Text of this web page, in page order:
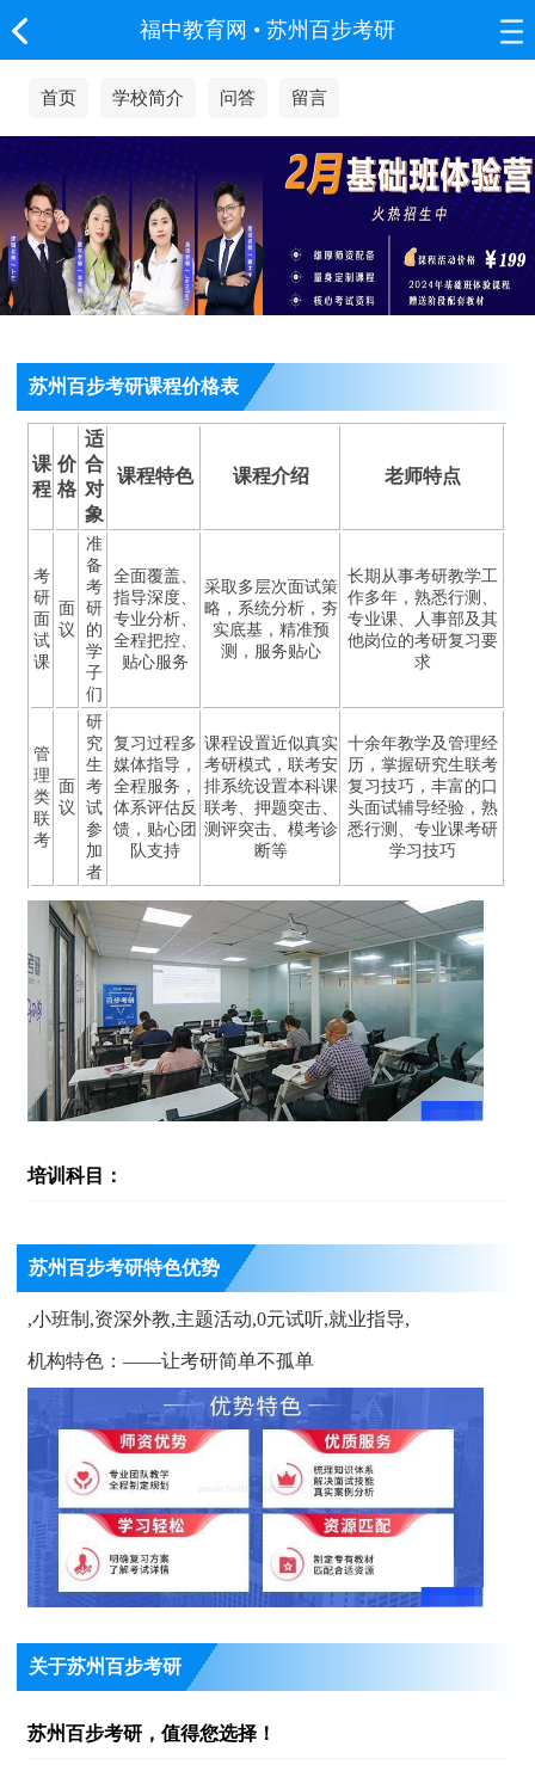
福中教育网 • 苏州百步考研
首页 学校简介 问答 留言
苏州百步考研课程价格表
课
程
价
格
适
合
对
象
课程特色 课程介绍 老师特点
考
研
面
试
课
面
议
准
备
考
研
的
学
子
们
全面覆盖、
指导深度、
专业分析、
全程把控、
贴心服务
采取多层次面试策
略，系统分析，夯
实底基，精准预
测，服务贴心
长期从事考研教学工
作多年，熟悉行测、
专业课、人事部及其
他岗位的考研复习要
求
管
理
类
联
考
面
议
研
究
生
考
试
参
加
者
复习过程多
媒体指导，
全程服务，
体系评估反
馈，贴心团
队支持
课程设置近似真实
考研模式，联考安
排系统设置本科课
联考、押题突击、
测评突击、模考诊
断等
十余年教学及管理经
历，掌握研究生联考
复习技巧，丰富的口
头面试辅导经验，熟
悉行测、专业课考研
学习技巧
培训科目：
苏州百步考研特色优势
,小班制,资深外教,主题活动,0元试听,就业指导,
机构特色：——让考研简单不孤单
关于苏州百步考研
苏州百步考研，值得您选择！